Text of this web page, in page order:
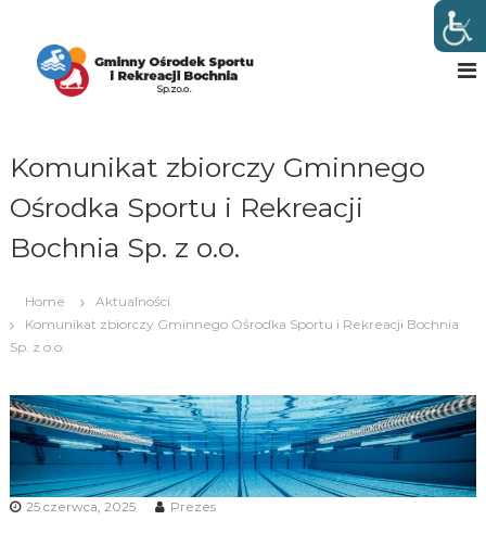
y
ś
e
p
o
r
t
u
Komunikat zbiorczy Gminnego
Ośrodka Sportu i Rekreacji
Bochnia Sp. z o.o.
Home
Aktualności
Komunikat zbiorczy Gminnego Ośrodka Sportu i Rekreacji Bochnia
Sp. z o.o.
25 czerwca, 2025 Prezes